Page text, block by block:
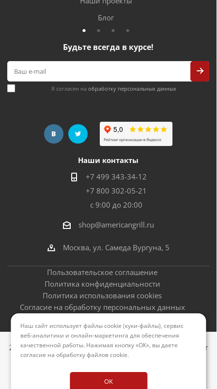
Блог
Будьте всегда в курсе!
Я согласен на обработку персональных данных
Наши контакты
+7 499 343-34-12
+7 800 302-05-21
с 9:00 до 20:00
shop@americangrill.ru
Москва, ул. Самеда Вургуна, 5
Пользовательское соглашение
Политика конфиденциальности
Политика использования cookies
Согласие на обработку персональных данных
2012–2026 © Американские грили - официальный сайт
Наш сайт использует файлы cookie (куки-файлы), сервис
веб-аналитики и онлайн-маркетинга для обеспечения
качественной работы. Нажимая кнопку «ОК», вы даете
согласие на обработку файлов cookie.
OK